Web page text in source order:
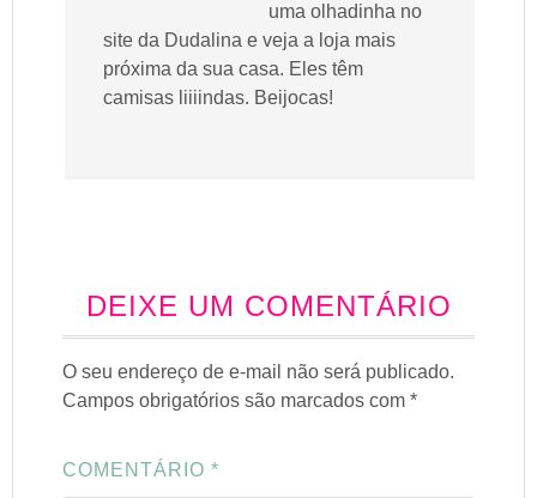
uma olhadinha no
site da Dudalina e veja a loja mais
próxima da sua casa. Eles têm
camisas liiiindas. Beijocas!
DEIXE UM COMENTÁRIO
O seu endereço de e-mail não será publicado.
Campos obrigatórios são marcados com*
COMENTÁRIO*